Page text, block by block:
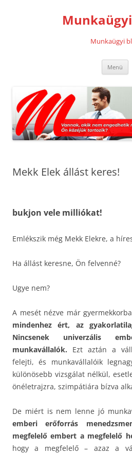
Munkaügyi
Menü
Mekk Elek állást keres!
bukjon vele milliókat!
Emlékszik még Mekk Elekre, a
Ha állást keresne, Ön felvenné?
Ugye nem?
A mesét nézve már
mindenhez ért, az
Nincsenek univerzális
munkavállalók. Ezt aztán a
felejti, és munkavállalóik
különösebb vizsgálat nélkül,
önéletrajzra, szimpátiára bízva
De miért is nem lenne jó
emberi erőforrás
megfelelő embert a megfelelő
hogy a megfelelő – azaz a